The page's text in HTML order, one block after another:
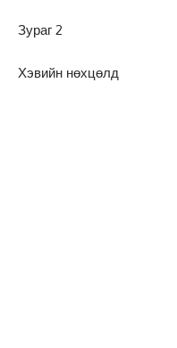
Зураг 2
Хэвийн нөхцөлд